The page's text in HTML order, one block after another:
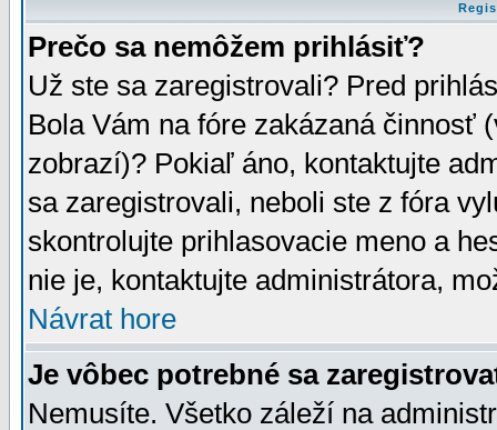
Prečo sa nemôžem prihlásiť?
Už ste sa zaregistrovali? Pred
Bola Vám na fóre zakázaná činnosť
zobrazí)? Pokiaľ áno, kontaktujte
sa zaregistrovali, neboli ste z fóra
skontrolujte prihlasovacie meno a
nie je, kontaktujte administrátora,
Návrat hore
Je vôbec potrebné sa
Nemusíte. Všetko záleží na